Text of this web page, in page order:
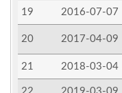
19 2016-07-07
20 2017-04-09
21 2018-03-04